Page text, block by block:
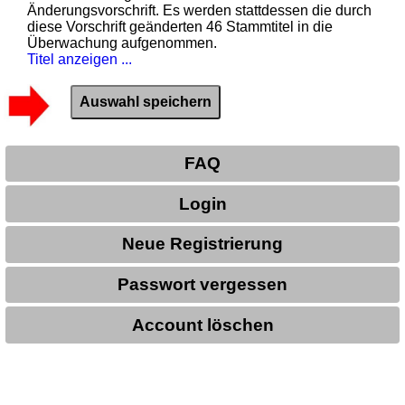
Änderungsvorschrift. Es werden stattdessen die durch
diese Vorschrift geänderten 46 Stammtitel in die
Überwachung aufgenommen.
Titel anzeigen ...
FAQ
Login
Neue Registrierung
Passwort vergessen
Account löschen